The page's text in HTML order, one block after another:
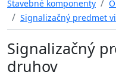
Stavebné komponenty
Signalizačný predmet
Signalizačný
druhov